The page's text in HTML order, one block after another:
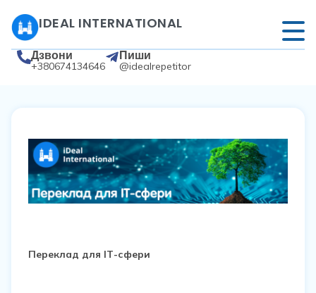
IDEAL INTERNATIONAL
Дзвони
+380674134646
Пиши
@idealrepetitor
Переклад для ІТ-сфери